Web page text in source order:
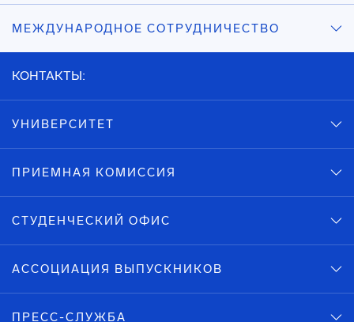
МЕЖДУНАРОДНОЕ СОТРУДНИЧЕСТВО
КОНТАКТЫ:
УНИВЕРСИТЕТ
ПРИЕМНАЯ КОМИССИЯ
СТУДЕНЧЕСКИЙ ОФИС
АССОЦИАЦИЯ ВЫПУСКНИКОВ
ПРЕСС-СЛУЖБА